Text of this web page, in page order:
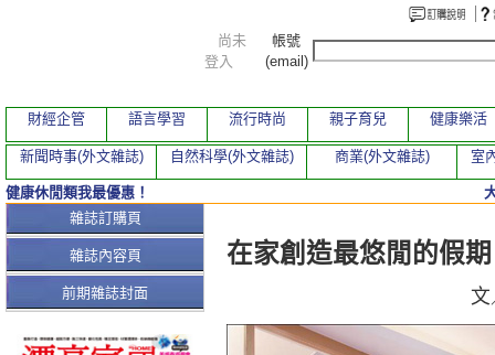
本期文章
在家創造最悠閒的假期
雜誌訂購頁
雜誌內容頁
前期雜誌封面
尚未
登入
帳號
(email)
財經企管 語言學習 流行時尚 親子育兒 健康樂活
新聞時事(外文雜誌) 自然科學(外文雜誌) 商業(外文雜誌) 室
健康休閒類我最優惠！